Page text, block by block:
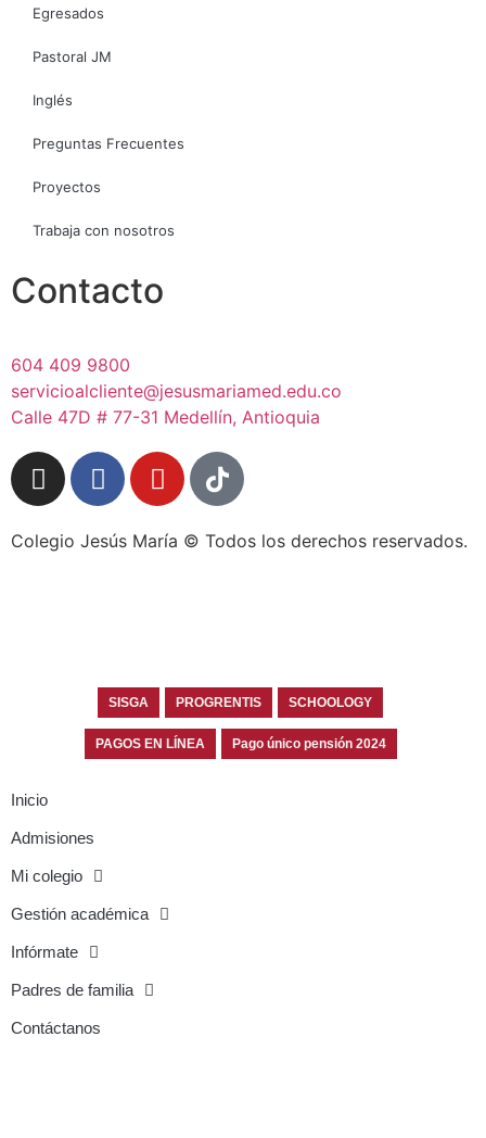
Egresados
Pastoral JM
Inglés
Preguntas Frecuentes
Proyectos
Trabaja con nosotros
Contacto
604 409 9800
servicioalcliente@jesusmariamed.edu.co
Calle 47D # 77-31 Medellín, Antioquia
Colegio Jesús María © Todos los derechos reservados.
SISGA PROGRENTIS SCHOOLOGY
PAGOS EN LÍNEA Pago único pensión 2024
Inicio
Admisiones
Mi colegio
Gestión académica
Infórmate
Padres de familia
Contáctanos